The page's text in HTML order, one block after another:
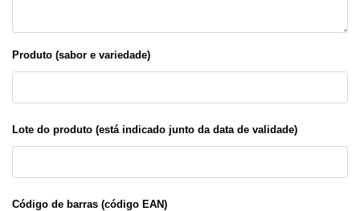
Produto (sabor e variedade)
Lote do produto (está indicado junto da data de validade)
Código de barras (código EAN)